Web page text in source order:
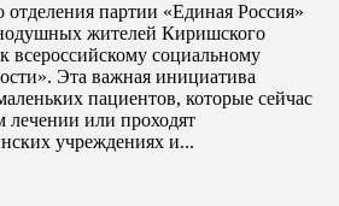
отделения партии «Единая Россия»
жителей Киришского
всероссийскому социальному
Эта важная инициатива
пациентов, которые сейчас
лечении или проходят
учреждениях и...